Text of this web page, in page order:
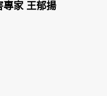
專家 王郁揚